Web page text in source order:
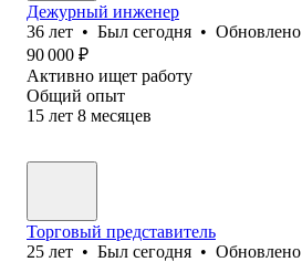
Дежурный инженер
36 лет • Был сегодня • Обновлено
90 000 ₽
Активно ищет работу
Общий опыт
15 лет 8 месяцев
Торговый представитель
25 лет • Был сегодня • Обновлено